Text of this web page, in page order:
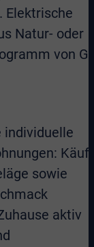
Elektrische
Natur- oder
von
individuelle
sowie
aktiv